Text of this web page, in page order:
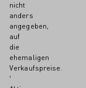
nicht
anders
angegeben,
auf
die
ehemaligen
Verkaufspreise.
¹